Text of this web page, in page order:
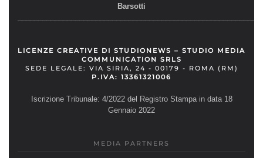
Barsotti
LICENZE CREATIVE DI STUDIONEWS – STUDIO MEDIA
COMMUNICATION SRLS
SEDE LEGALE: VIA SIRIA, 24 - 00179 - ROMA (RM)
P.IVA: 13361321006
Iscrizione Tribunale: 4/2022 del Registro Stampa in data 18
Gennaio 2022
MEDIA PARTNERS